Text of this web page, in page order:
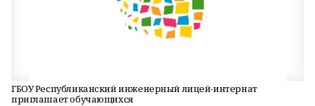
ГБОУ Республиканский инженерный лицей-интернат
приглашает обучающихся